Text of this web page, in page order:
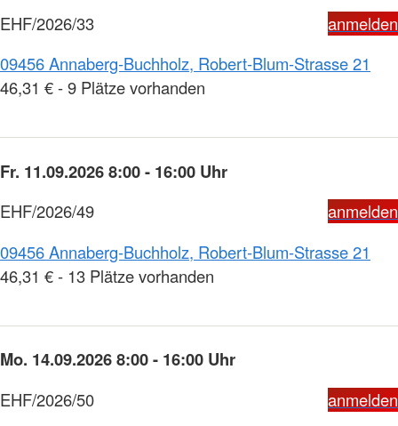
EHF/2026/33
anmelden
09456 Annaberg-Buchholz, Robert-Blum-Strasse 21
46,31 € - 9 Plätze vorhanden
Fr. 11.09.2026 8:00 - 16:00 Uhr
EHF/2026/49
anmelden
09456 Annaberg-Buchholz, Robert-Blum-Strasse 21
46,31 € - 13 Plätze vorhanden
Mo. 14.09.2026 8:00 - 16:00 Uhr
EHF/2026/50
anmelden